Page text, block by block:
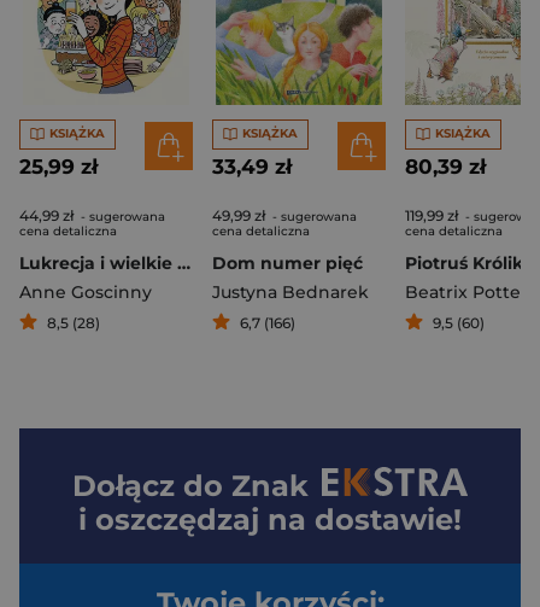
KSIĄŻKA
25,99 zł
44,99 zł - sugerowana
cena detaliczna
Lukrecja i wielkie przyjęcie urodzinowe
Anne Goscinny
8,5 (28)
KSIĄŻKA
33,49 zł
49,99 zł - sugerowana
cena detaliczna
Dom numer pięć
Justyna Bednarek
6,7 (166)
KSIĄŻKA
80,39 zł
119,99 zł -
cena detaliczna
Beatrix Potter
9,5 (60)
Dołącz do Znak
i oszczędzaj na dostawie!